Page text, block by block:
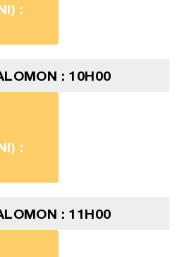
:
: 10H00
:
: 11H00